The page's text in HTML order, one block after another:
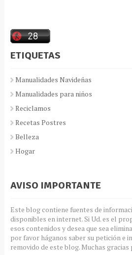
ETIQUETAS
Manualidades Navideñas
Manualidades para niños
Reciclamos
Recetas Postres
Belleza
Hogar
AVISO IMPORTANTE
Este blog contiene fuentes de
disponibles en internet. Si Ud. es el
esos contenidos y desea que sea
por favor háganos saber su petición e
removido de este blog. Muchas